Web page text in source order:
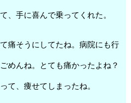
、手に喜んで乗ってくれた。
痛そうにしてたね。病院にも行
めんね。とても痛かったよね？
て、痩せてしまったね。